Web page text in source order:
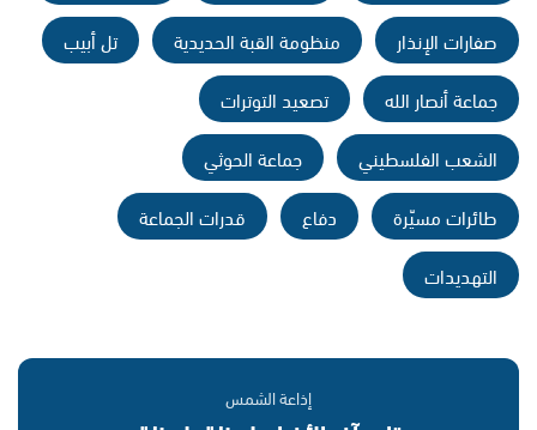
صفارات الإنذار
منظومة القبة الحديدية
تل أبيب
جماعة أنصار الله
تصعيد التوترات
الشعب الفلسطيني
جماعة الحوثي
طائرات مسيّرة
دفاع
قدرات الجماعة
التهديدات
إذاعة الشمس